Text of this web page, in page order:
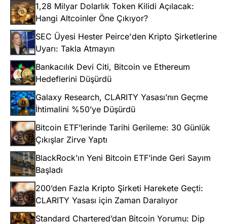
1,28 Milyar Dolarlık Token Kilidi Açılacak:
Hangi Altcoinler Öne Çıkıyor?
SEC Üyesi Hester Peirce'den Kripto Şirketlerine
Uyarı: Takla Atmayın
Bankacılık Devi Citi, Bitcoin ve Ethereum
Hedeflerini Düşürdü
Galaxy Research, CLARITY Yasası’nın Geçme
İhtimalini %50’ye Düşürdü
Bitcoin ETF’lerinde Tarihi Gerileme: 30 Günlük
Çıkışlar Zirve Yaptı
BlackRock’ın Yeni Bitcoin ETF’inde Geri Sayım
Başladı
200’den Fazla Kripto Şirketi Harekete Geçti:
CLARITY Yasası için Zaman Daralıyor
Standard Chartered’dan Bitcoin Yorumu: Dip